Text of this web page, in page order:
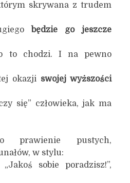
skrywana z trudem
będzie go jeszcze
to chodzi. I na pewno
okazji swojej wyższości
się” człowieka, jak ma
prawienie pustych,
w stylu:
sobie poradzisz!”,